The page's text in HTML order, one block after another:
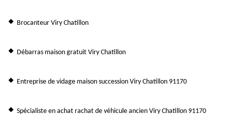
Brocanteur Viry Chatillon
Débarras maison gratuit Viry Chatillon
Entreprise de vidage maison succession Viry Chatillon 91170
Spécialiste en achat rachat de véhicule ancien Viry Chatillon 91170